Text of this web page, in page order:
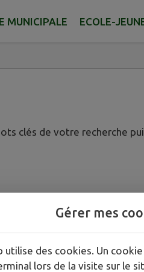
MUNICIPALE ECOLE-
clés de votre recherche
Gérer mes
utilise des cookies. Un
lors de la visite sur le